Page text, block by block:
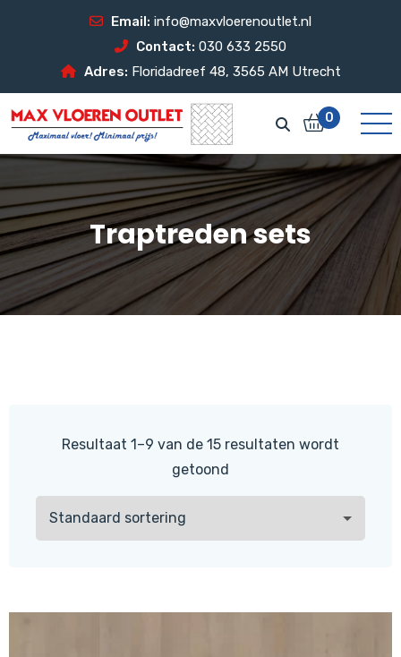
Email: info@maxvloerenoutlet.nl
Contact: 030 633 2550
Adres: Floridadreef 48, 3565 AM Utrecht
0
Traptreden sets
Resultaat 1–9 van de 15 resultaten wordt
getoond